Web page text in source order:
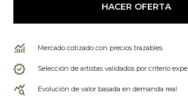
HACER OFERTA
Mercado cotizado con precios trazables
Selección de artistas validados por criterio
Evolución de valor basada en demanda real